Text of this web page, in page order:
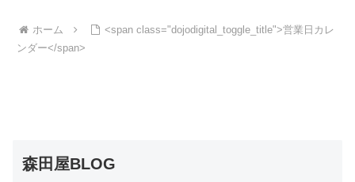
ホーム
<span class="dojodigital_toggle_title">営業日カレ
ンダー</span>
森田屋BLOG